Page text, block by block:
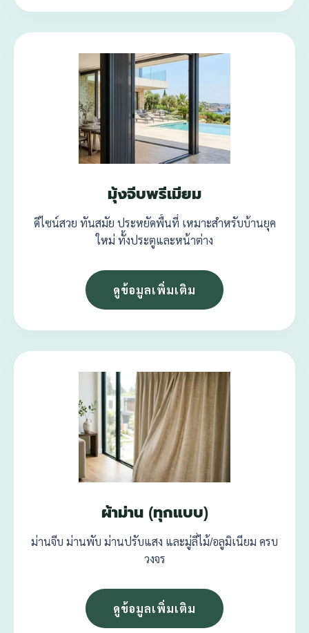
มุ้งจีบพรีเมียม
ดีไซน์สวย ทันสมัย ประหยัดพื้นที่ เหมาะสำหรับบ้านยุค
ใหม่ ทั้งประตูและหน้าต่าง
ดูข้อมูลเพิ่มเติม
ผ้าม่าน (ทุกแบบ)
ม่านจีบ ม่านพับ ม่านปรับแสง และมู่ลี่ไม้/อลูมิเนียม ครบ
วงจร
ดูข้อมูลเพิ่มเติม